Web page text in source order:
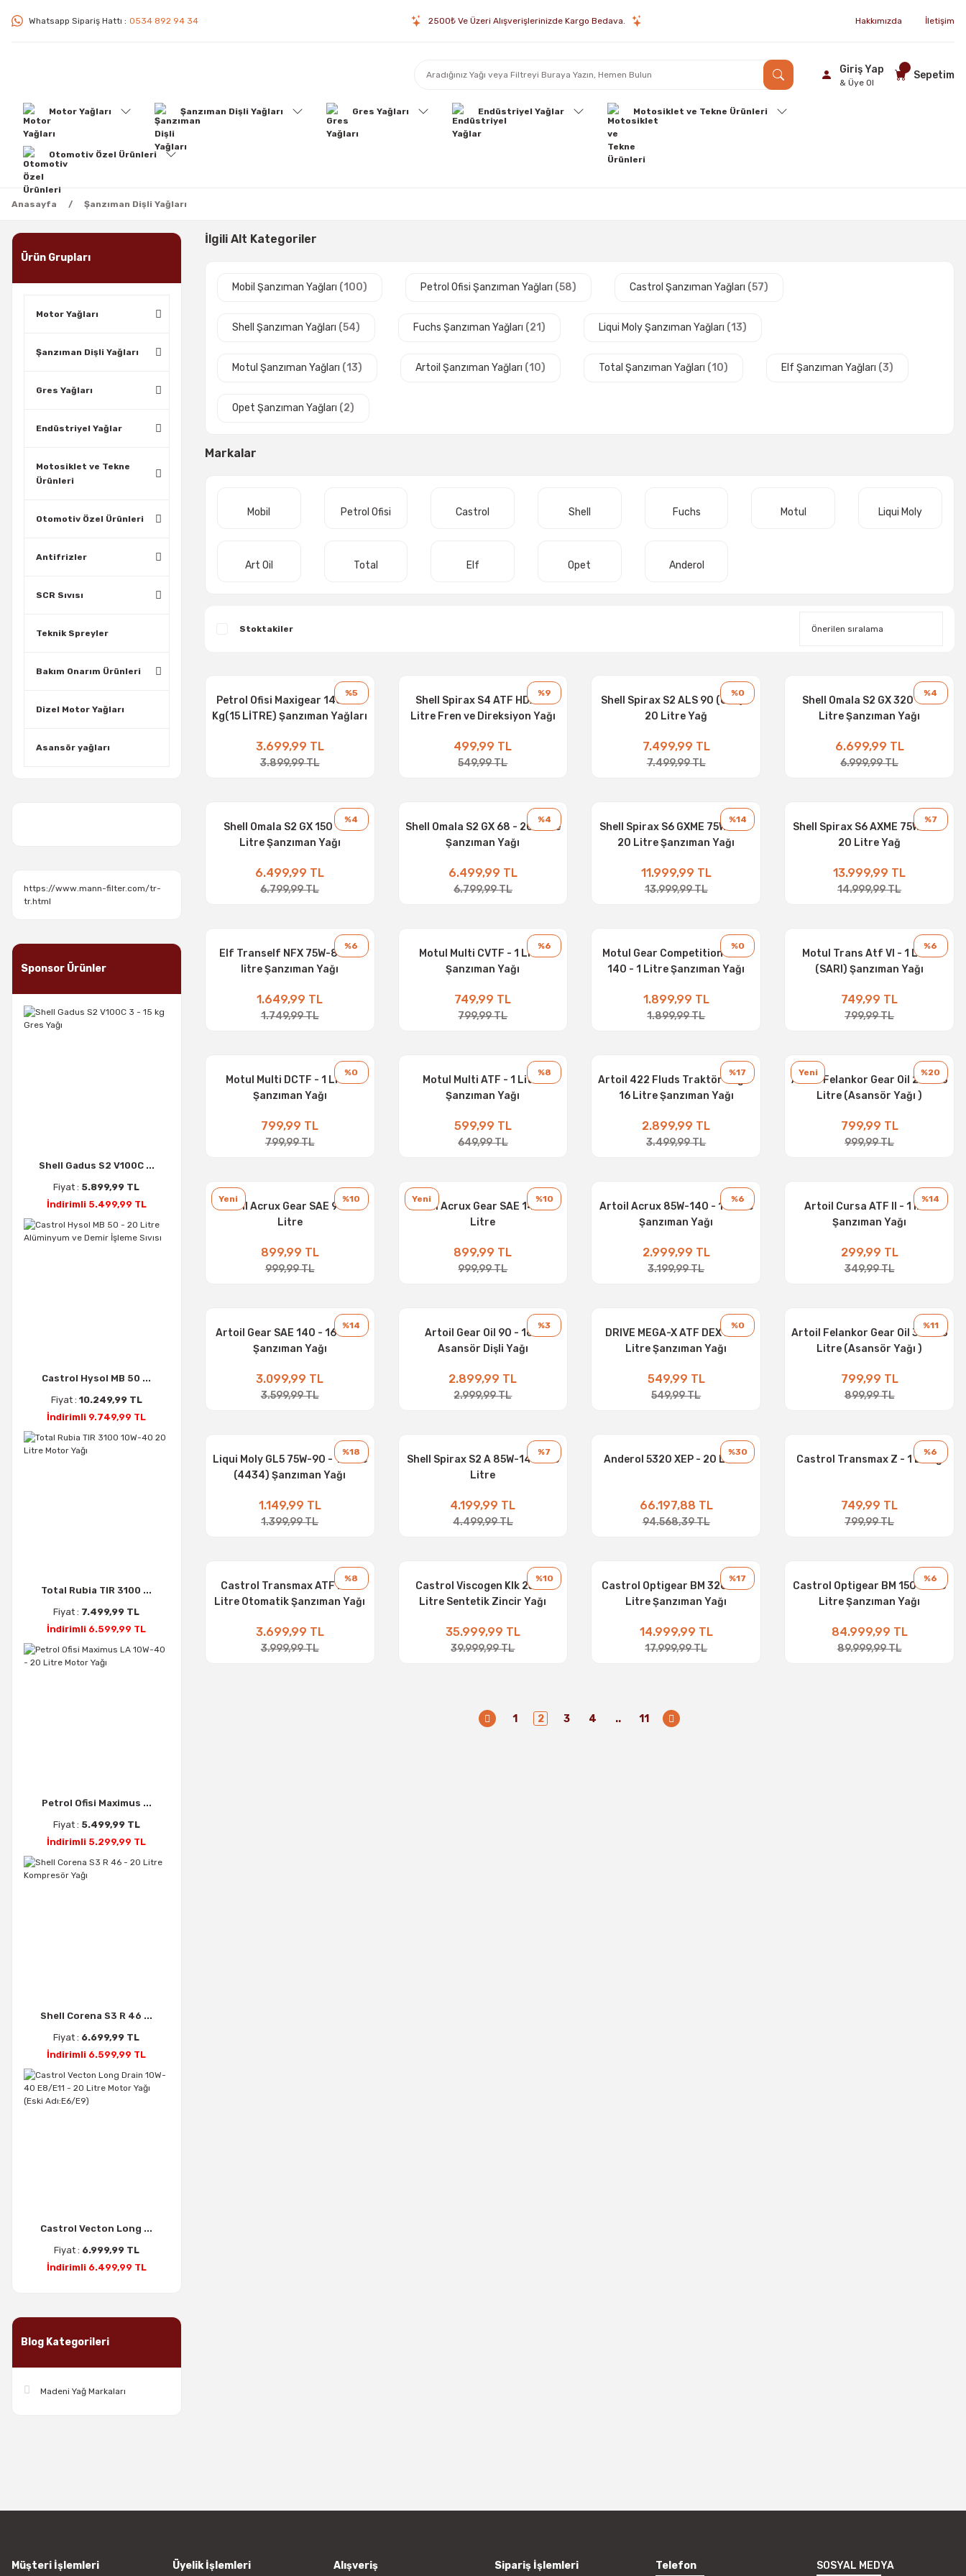
Whatsapp Sipariş Hattı : 0534 892 94 34 2500₺ Ve Üzeri Alışverişlerinizde Kargo Bedava. Hakkımızda İletişim
Giriş Yap
& Üye Ol
Sepetim
Motor Yağları Şanzıman Dişli Yağları Gres Yağları Endüstriyel Yağlar Motosiklet ve Tekne Ürünleri
Otomotiv Özel Ürünleri
Anasayfa Şanzıman Dişli Yağları
Ürün Grupları
Motor Yağları
Şanzıman Dişli Yağları
Gres Yağları
Endüstriyel Yağlar
Motosiklet ve Tekne
Ürünleri
Otomotiv Özel Ürünleri
Antifrizler
SCR Sıvısı
Teknik Spreyler
Bakım Onarım Ürünleri
Dizel Motor Yağları
Asansör yağları
https://www.mann-filter.com/tr-
tr.html
Sponsor Ürünler
Shell Gadus S2 V100C ...
Fiyat : 5.899,99 TL
İndirimli 5.499,99 TL
Castrol Hysol MB 50 ...
Fiyat : 10.249,99 TL
İndirimli 9.749,99 TL
Total Rubia TIR 3100 ...
Fiyat : 7.499,99 TL
İndirimli 6.599,99 TL
Petrol Ofisi Maximus ...
Fiyat : 5.499,99 TL
İndirimli 5.299,99 TL
Shell Corena S3 R 46 ...
Fiyat : 6.699,99 TL
İndirimli 6.599,99 TL
Castrol Vecton Long ...
Fiyat : 6.999,99 TL
İndirimli 6.499,99 TL
Blog Kategorileri
Madeni Yağ Markaları
İlgili Alt Kategoriler
Mobil Şanzıman Yağları (100) Petrol Ofisi Şanzıman Yağları (58) Castrol Şanzıman Yağları (57)
Shell Şanzıman Yağları (54) Fuchs Şanzıman Yağları (21) Liqui Moly Şanzıman Yağları (13)
Motul Şanzıman Yağları (13) Artoil Şanzıman Yağları (10) Total Şanzıman Yağları (10) Elf Şanzıman Yağları (3)
Opet Şanzıman Yağları (2)
Markalar
Mobil Petrol Ofisi Castrol Shell Fuchs Motul Liqui Moly
Art Oil Total Elf Opet Anderol
Stoktakiler
%5
Petrol Ofisi Maxigear 140 - 15
Kg(15 LİTRE) Şanzıman Yağları
3.699,99 TL
3.899,99 TL
%9
Shell Spirax S4 ATF HDX - 1
Litre Fren ve Direksiyon Yağı
499,99 TL
549,99 TL
%0
Shell Spirax S2 ALS 90 (GL5) -
20 Litre Yağ
7.499,99 TL
7.499,99 TL
%4
Shell Omala S2 GX 320 - 20
Litre Şanzıman Yağı
6.699,99 TL
6.999,99 TL
%4
Shell Omala S2 GX 150 - 20
Litre Şanzıman Yağı
6.499,99 TL
6.799,99 TL
%4
Shell Omala S2 GX 68 - 20 Litre
Şanzıman Yağı
6.499,99 TL
6.799,99 TL
%14
Shell Spirax S6 GXME 75W-80 -
20 Litre Şanzıman Yağı
11.999,99 TL
13.999,99 TL
%7
Shell Spirax S6 AXME 75W-90 -
20 Litre Yağ
13.999,99 TL
14.999,99 TL
%6
Elf Tranself NFX 75W-80 - 3
litre Şanzıman Yağı
1.649,99 TL
1.749,99 TL
%6
Motul Multi CVTF - 1 Litre
Şanzıman Yağı
749,99 TL
799,99 TL
%0
Motul Gear Competition 75W-
140 - 1 Litre Şanzıman Yağı
1.899,99 TL
1.899,99 TL
%6
Motul Trans Atf VI - 1 Litre
(SARI) Şanzıman Yağı
749,99 TL
799,99 TL
%0
Motul Multi DCTF - 1 Litre
Şanzıman Yağı
799,99 TL
799,99 TL
%8
Motul Multi ATF - 1 Litre
Şanzıman Yağı
599,99 TL
649,99 TL
%17
Artoil 422 Fluds Traktör Yağı -
16 Litre Şanzıman Yağı
2.899,99 TL
3.499,99 TL
%20
Yeni
Artoil Felankor Gear Oil 220 - 3
Litre (Asansör Yağı )
799,99 TL
999,99 TL
%10
Yeni
Artoil Acrux Gear SAE 90 - 3
Litre
899,99 TL
999,99 TL
%10
Yeni
Artoil Acrux Gear SAE 140 - 3
Litre
899,99 TL
999,99 TL
%6
Artoil Acrux 85W-140 - 16 litre
Şanzıman Yağı
2.999,99 TL
3.199,99 TL
%14
Artoil Cursa ATF II - 1 litre
Şanzıman Yağı
299,99 TL
349,99 TL
%14
Artoil Gear SAE 140 - 16 Litre
Şanzıman Yağı
3.099,99 TL
3.599,99 TL
%3
Artoil Gear Oil 90 - 16 L
Asansör Dişli Yağı
2.899,99 TL
2.999,99 TL
%0
DRIVE MEGA-X ATF DEX III - 1
Litre Şanzıman Yağı
549,99 TL
549,99 TL
%11
Artoil Felankor Gear Oil 320 - 3
Litre (Asansör Yağı )
799,99 TL
899,99 TL
%18
Liqui Moly GL5 75W-90 - 1 Litre
(4434) Şanzıman Yağı
1.149,99 TL
1.399,99 TL
%7
Shell Spirax S2 A 85W-140 - 16
Litre
4.199,99 TL
4.499,99 TL
%30
Anderol 5320 XEP - 20 LİTRE
66.197,88 TL
94.568,39 TL
%6
Castrol Transmax Z - 1 L Yağ
749,99 TL
799,99 TL
%8
Castrol Transmax ATF Z - 5
Litre Otomatik Şanzıman Yağı
3.699,99 TL
3.999,99 TL
%10
Castrol Viscogen Klk 25 20
Litre Sentetik Zincir Yağı
35.999,99 TL
39.999,99 TL
%17
Castrol Optigear BM 320 - 20
Litre Şanzıman Yağı
14.999,99 TL
17.999,99 TL
%6
Castrol Optigear BM 150 - 208
Litre Şanzıman Yağı
84.999,99 TL
89.999,99 TL
1 2 3 4 .. 11
Müşteri İşlemleri Üyelik İşlemleri Alışveriş Sipariş İşlemleri Telefon SOSYAL MEDYA